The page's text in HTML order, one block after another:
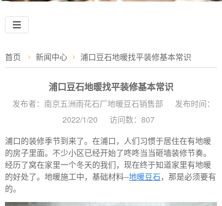
首页 新闻中心 浦口豆石地暖找平装修基本常识
浦口豆石地暖找平装修基本常识
发布者：南京五洲雨花石厂地暖豆石销售部
发布时间：
2022/1/20
访问数：807
浦口的装修季节到来了。在浦口，人们习惯于居住在有地暖
的房子里面。不少小区已经开始了咚咚当当砸墙装修节奏。
经历了窝在家里一个冬天的我们，现在终于知道家里有地暖
的好处了。地暖施工中，基础材料--地暖豆石，那是必须要有
的。